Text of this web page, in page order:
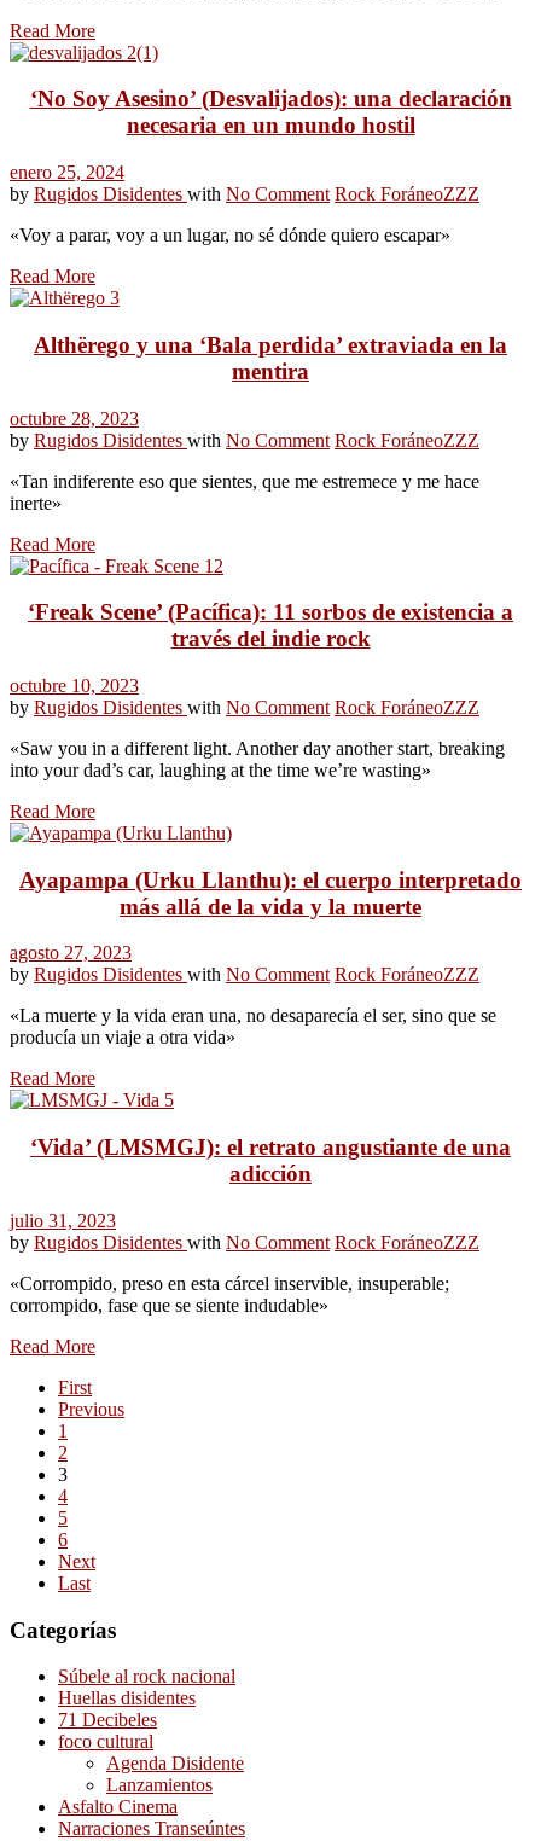
Read More
‘No Soy Asesino’ (Desvalijados): una declaración
necesaria en un mundo hostil
enero 25, 2024
by Rugidos Disidentes with No Comment Rock ForáneoZZZ
«Voy a parar, voy a un lugar, no sé dónde quiero escapar»
Read More
Althërego y una ‘Bala perdida’ extraviada en la
mentira
octubre 28, 2023
by Rugidos Disidentes with No Comment Rock ForáneoZZZ
«Tan indiferente eso que sientes, que me estremece y me hace
inerte»
Read More
‘Freak Scene’ (Pacífica): 11 sorbos de existencia a
través del indie rock
octubre 10, 2023
by Rugidos Disidentes with No Comment Rock ForáneoZZZ
«Saw you in a different light. Another day another start, breaking
into your dad’s car, laughing at the time we’re wasting»
Read More
Ayapampa (Urku Llanthu): el cuerpo interpretado
más allá de la vida y la muerte
agosto 27, 2023
by Rugidos Disidentes with No Comment Rock ForáneoZZZ
«La muerte y la vida eran una, no desaparecía el ser, sino que se
producía un viaje a otra vida»
Read More
‘Vida’ (LMSMGJ): el retrato angustiante de una
adicción
julio 31, 2023
by Rugidos Disidentes with No Comment Rock ForáneoZZZ
«Corrompido, preso en esta cárcel inservible, insuperable;
corrompido, fase que se siente indudable»
Read More
First
Previous
1
2
3
4
5
6
Next
Last
Categorías
Súbele al rock nacional
Huellas disidentes
71 Decibeles
foco cultural
Agenda Disidente
Lanzamientos
Asfalto Cinema
Narraciones Transeúntes